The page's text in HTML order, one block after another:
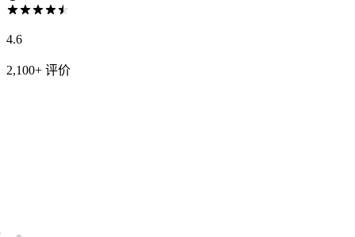
4.6
2,100+ 评价